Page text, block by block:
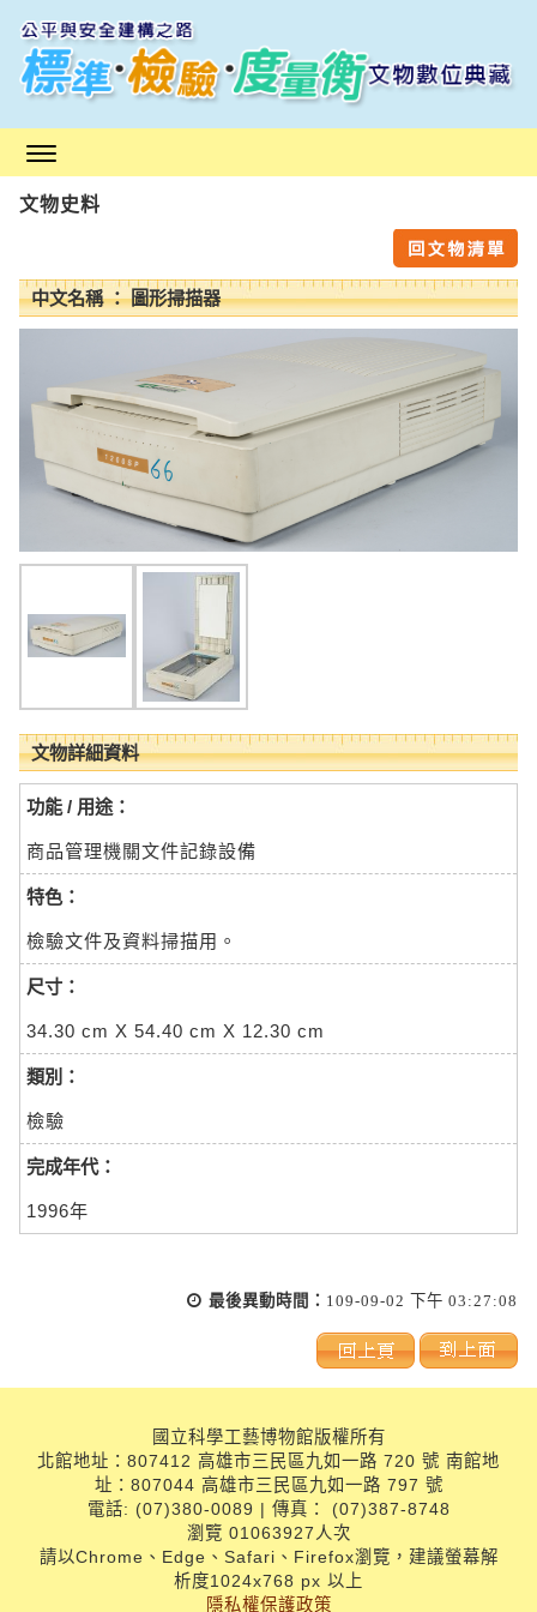
內
文物史料
中文名稱 ： 圖形掃描器
文物詳細資料
功能 / 用途：
商品管理機關文件記錄設備
特色：
檢驗文件及資料掃描用。
尺寸：
34.30 cm X 54.40 cm X 12.30 cm
類別：
檢驗
完成年代：
1996年
最後異動時間： 109-09-02 下午 03:27:08
國立科學工藝博物館版權所有
北館地址：807412 高雄市三民區九如一路 720 號 南館地
址：807044 高雄市三民區九如一路 797 號
電話: (07)380-0089 | 傳真： (07)387-8748
瀏覽 01063927人次
請以Chrome、Edge、Safari、Firefox瀏覽，建議螢幕解
析度1024x768 px 以上
隱私權保護政策